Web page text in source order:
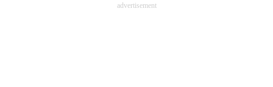
advertisement